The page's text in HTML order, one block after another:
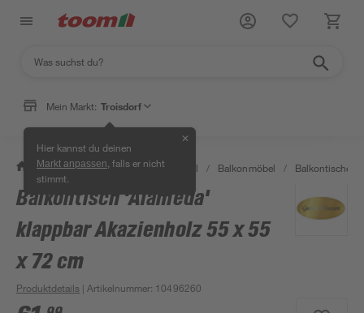
Mein Markt: Troisdorf
Hier kannst du deinen
Markt anpassen , falls er nicht
stimmt.
✕
/ Garten & Freizeit / Gartenmöbel / Balkonmöbel / Balkontische
Balkontisch 'Alameda'
klappbar Akazienholz 55 x 55
x 72 cm
Produktdetails | Artikelnummer: 10496260